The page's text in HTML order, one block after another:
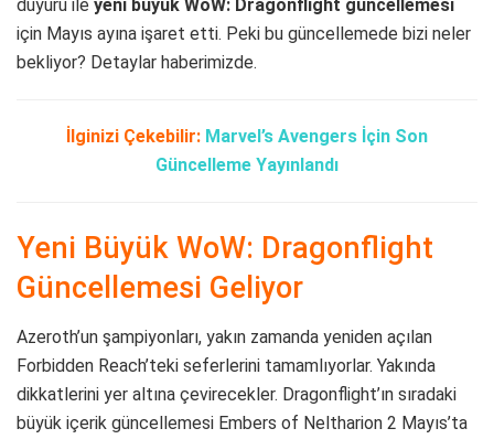
duyuru ile yeni büyük WoW: Dragonflight güncellemesi
için Mayıs ayına işaret etti. Peki bu güncellemede bizi neler
bekliyor? Detaylar haberimizde.
İlginizi Çekebilir: Marvel’s Avengers İçin Son
Güncelleme Yayınlandı
Yeni Büyük WoW: Dragonflight
Güncellemesi Geliyor
Azeroth’un şampiyonları, yakın zamanda yeniden açılan
Forbidden Reach’teki seferlerini tamamlıyorlar. Yakında
dikkatlerini yer altına çevirecekler. Dragonflight’ın sıradaki
büyük içerik güncellemesi Embers of Neltharion 2 Mayıs’ta